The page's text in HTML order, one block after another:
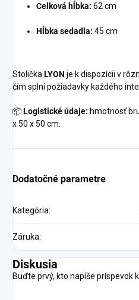
Celková hĺbka: 62 cm
Hĺbka sedadla: 45 cm
Stolička LYON je k dispozícii v
čím splní požiadavky každého
📦Logistické údaje: hmotnosť
x 50 x 50 cm.
Dodatočné parametre
Kategória:
Záruka:
Diskusia
Buďte prvý, kto napíše príspevok